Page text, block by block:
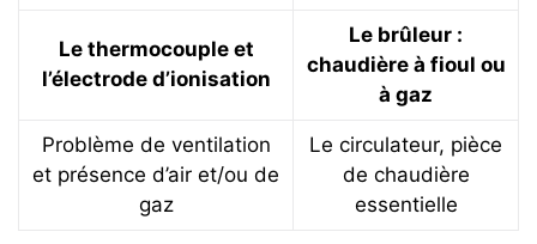
Le thermocouple et
l’électrode d’ionisation
Le brûleur :
chaudière à fioul ou
à gaz
Problème de ventilation
et présence d’air et/ou de
gaz
Le circulateur, pièce
de chaudière
essentielle